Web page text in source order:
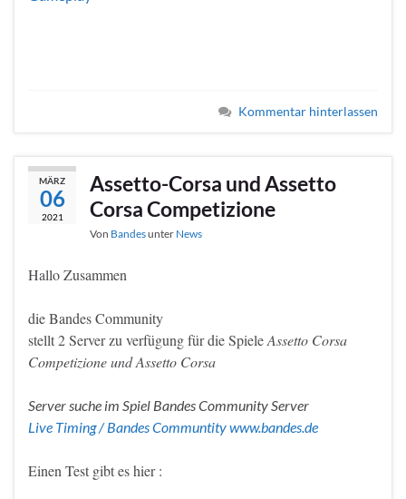
Kommentar hinterlassen
MÄRZ
06
2021
Assetto-Corsa und Assetto
Corsa Competizione
Von Bandesunter News
Hallo Zusammen
die Bandes Community
stellt 2 Server zu verfügung für die SpieleAssetto Corsa
Competizione und Assetto Corsa
Server suche im Spiel Bandes Community Server
Live Timing / Bandes Communtity www.bandes.de
Einen Test gibt es hier :